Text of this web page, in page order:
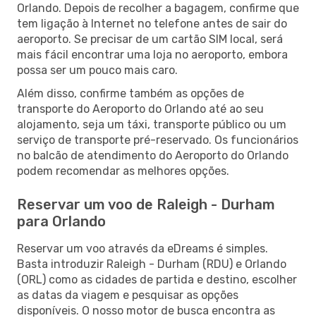
Orlando. Depois de recolher a bagagem, confirme que
tem ligação à Internet no telefone antes de sair do
aeroporto. Se precisar de um cartão SIM local, será
mais fácil encontrar uma loja no aeroporto, embora
possa ser um pouco mais caro.
Além disso, confirme também as opções de
transporte do Aeroporto do Orlando até ao seu
alojamento, seja um táxi, transporte público ou um
serviço de transporte pré-reservado. Os funcionários
no balcão de atendimento do Aeroporto do Orlando
podem recomendar as melhores opções.
Reservar um voo de Raleigh - Durham
para Orlando
Reservar um voo através da eDreams é simples.
Basta introduzir Raleigh - Durham (RDU) e Orlando
(ORL) como as cidades de partida e destino, escolher
as datas da viagem e pesquisar as opções
disponíveis. O nosso motor de busca encontra as